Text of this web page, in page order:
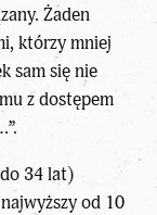
Żaden
którzy mniej
sam się nie
z dostępem
34 lat)
od 10